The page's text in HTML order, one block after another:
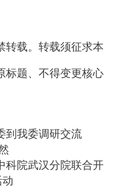
转载。转载须征求本
标题、不得变更核心
到我委调研交流
院武汉分院联合开
动